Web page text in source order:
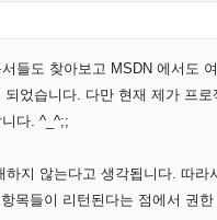
들도 찾아보고 MSDN 에서도
었습니다. 다만 현재 제가 프
다. ^_^;;
지 않는다고 생각됩니다. 따
목들이 리턴된다는 점에서 권